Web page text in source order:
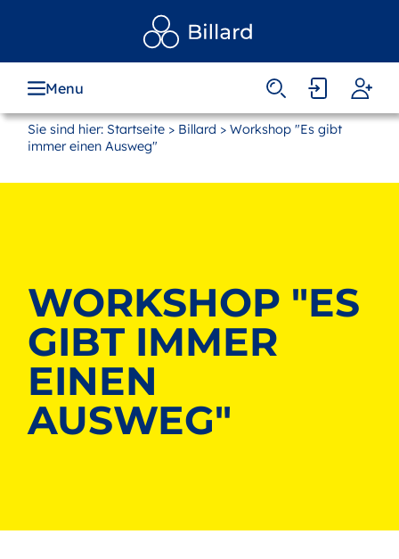
Menu
Sie sind hier: Startseite> Billard > Workshop "Es gibt
immer einen Ausweg"
WORKSHOP "ES
GIBT IMMER
EINEN
AUSWEG"